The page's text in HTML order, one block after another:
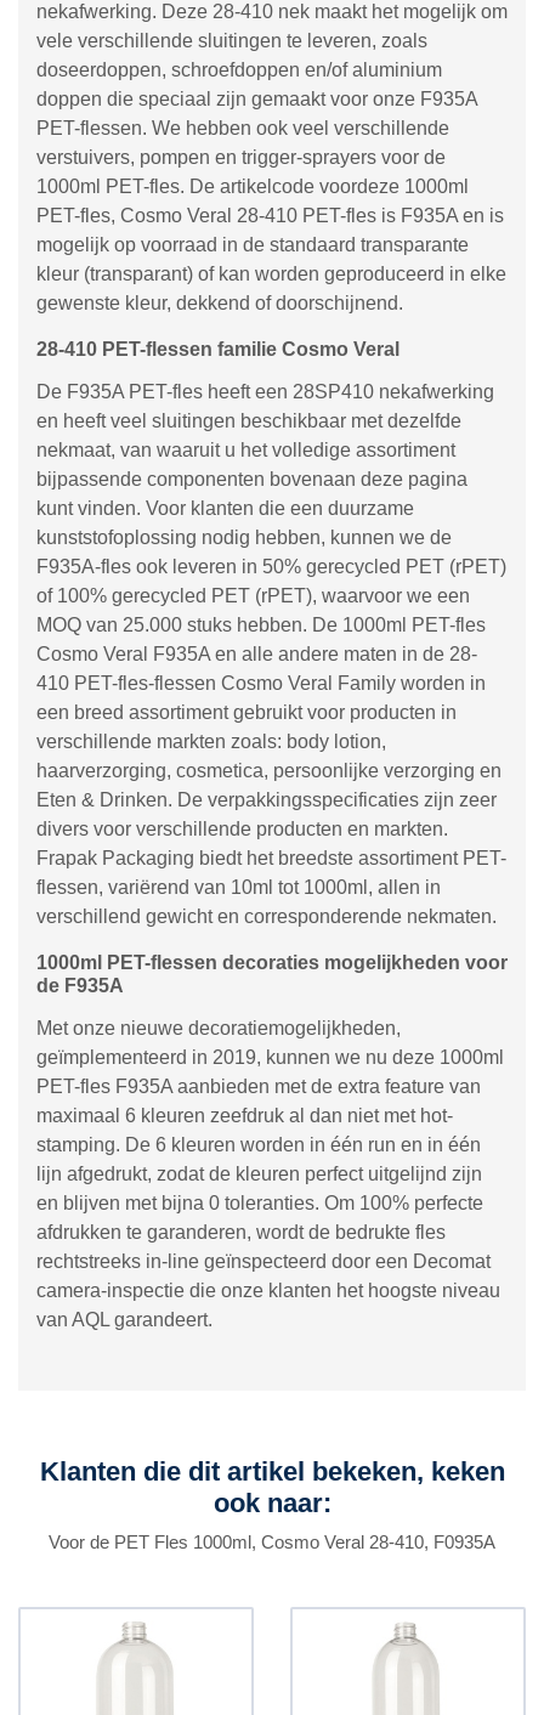
nekafwerking. Deze 28-410 nek maakt het mogelijk om
vele verschillende sluitingen te leveren, zoals
doseerdoppen, schroefdoppen en/of aluminium
doppen die speciaal zijn gemaakt voor onze F935A
PET-flessen. We hebben ook veel verschillende
verstuivers, pompen en trigger-sprayers voor de
1000ml PET-fles. De artikelcode voordeze 1000ml
PET-fles, Cosmo Veral 28-410 PET-fles is F935A en is
mogelijk op voorraad in de standaard transparante
kleur (transparant) of kan worden geproduceerd in elke
gewenste kleur, dekkend of doorschijnend.
28-410 PET-flessen familie Cosmo Veral
De F935A PET-fles heeft een 28SP410 nekafwerking
en heeft veel sluitingen beschikbaar met dezelfde
nekmaat, van waaruit u het volledige assortiment
bijpassende componenten bovenaan deze pagina
kunt vinden. Voor klanten die een duurzame
kunststofoplossing nodig hebben, kunnen we de
F935A-fles ook leveren in 50% gerecycled PET (rPET)
of 100% gerecycled PET (rPET), waarvoor we een
MOQ van 25.000 stuks hebben. De 1000ml PET-fles
Cosmo Veral F935A en alle andere maten in de 28-
410 PET-fles-flessen Cosmo Veral Family worden in
een breed assortiment gebruikt voor producten in
verschillende markten zoals: body lotion,
haarverzorging, cosmetica, persoonlijke verzorging en
Eten & Drinken. De verpakkingsspecificaties zijn zeer
divers voor verschillende producten en markten.
Frapak Packaging biedt het breedste assortiment PET-
flessen, variërend van 10ml tot 1000ml, allen in
verschillend gewicht en corresponderende nekmaten.
1000ml PET-flessen decoraties mogelijkheden voor
de F935A
Met onze nieuwe decoratiemogelijkheden,
geïmplementeerd in 2019, kunnen we nu deze 1000ml
PET-fles F935A aanbieden met de extra feature van
maximaal 6 kleuren zeefdruk al dan niet met hot-
stamping. De 6 kleuren worden in één run en in één
lijn afgedrukt, zodat de kleuren perfect uitgelijnd zijn
en blijven met bijna 0 toleranties. Om 100% perfecte
afdrukken te garanderen, wordt de bedrukte fles
rechtstreeks in-line geïnspecteerd door een Decomat
camera-inspectie die onze klanten het hoogste niveau
van AQL garandeert.
Klanten die dit artikel bekeken, keken
ook naar:
Voor de PET Fles 1000ml, Cosmo Veral 28-410, F0935A